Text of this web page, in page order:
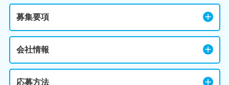
募集要項
会社情報
応募方法